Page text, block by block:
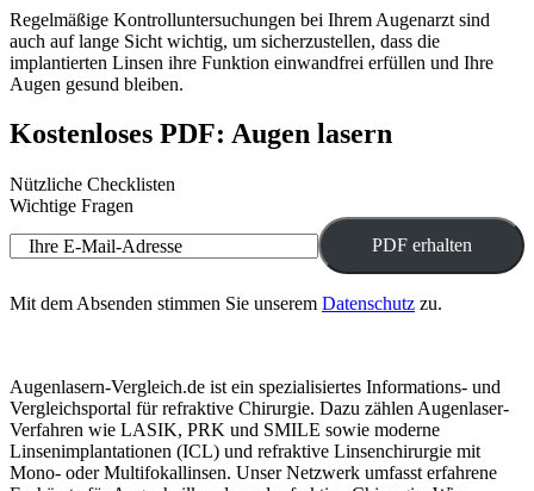
Regelmäßige Kontrolluntersuchungen bei Ihrem Augenarzt sind
auch auf lange Sicht wichtig, um sicherzustellen, dass die
implantierten Linsen ihre Funktion einwandfrei erfüllen und Ihre
Augen gesund bleiben.
Kostenloses PDF: Augen lasern
Nützliche Checklisten
Wichtige Fragen
Ihre E-Mail-Adresse
Mit dem Absenden stimmen Sie unserem Datenschutz zu.
Augenlasern-Vergleich.de ist ein spezialisiertes Informations- und
Vergleichsportal für refraktive Chirurgie. Dazu zählen Augenlaser-
Verfahren wie LASIK, PRK und SMILE sowie moderne
Linsenimplantationen (ICL) und refraktive Linsenchirurgie mit
Mono- oder Multifokallinsen. Unser Netzwerk umfasst erfahrene